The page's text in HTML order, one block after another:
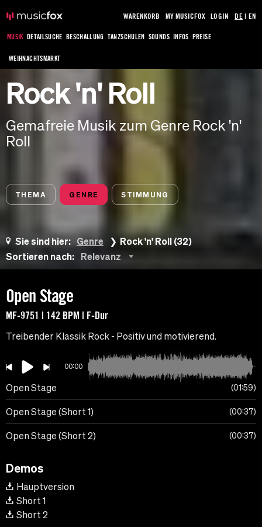
MUSIK DETAILSUCHE BESCHALLUNG TANZSCHULEN SOUNDS INFOS PREISE
WEIHNACHTSMARKT
WARENKORB MY MUSICFOX LOGIN DE| EN
Rock 'n' Roll
Gemafreie Musik zum Genre Rock 'n'
Roll
THEMA GENRE STIMMUNG
Sie sind hier: Genre
Rock 'n' Roll (32)
Sortieren nach:
Relevanz
Open Stage
MF-9751 | 142 BPM | F-Dur
Treibender Klassik Rock - Positiv und motivierend.
00:00
Open Stage 01:59
Open Stage (Short 1) 00:37
Open Stage (Short 2) 00:37
Demos
Hauptversion
Short 1
Short 2